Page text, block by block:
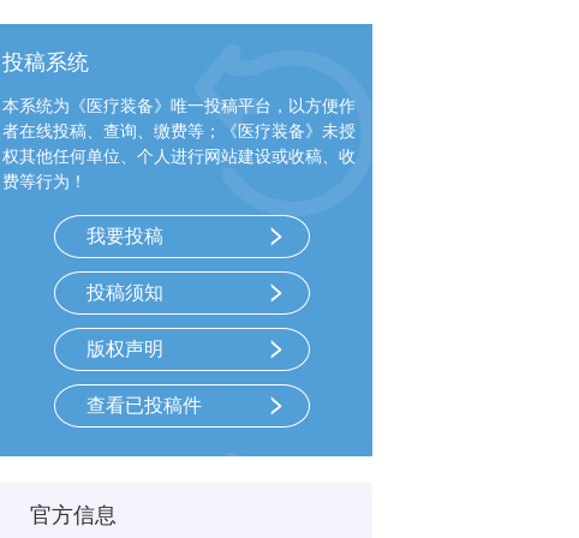
投稿系统
本系统为《医疗装备》唯一投稿平台，以方便作
者在线投稿、查询、缴费等；《医疗装备》未授
权其他任何单位、个人进行网站建设或收稿、收
费等行为！
我要投稿
投稿须知
版权声明
查看已投稿件
官方信息